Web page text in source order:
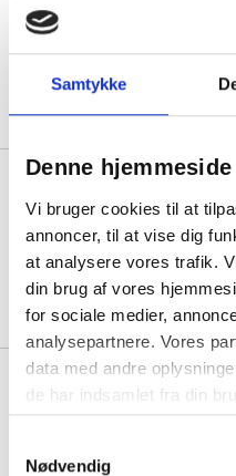
Samtykke
Denne
Vi bruger cookies til at
annoncer, til at vise dig
at analysere vores trafik.
din brug af vores
for sociale medier,
analysepartnere. Vores
data med andre
de har indsamlet fra din
Nødvendig
Køb
Tesa
1
Køb
Tesa